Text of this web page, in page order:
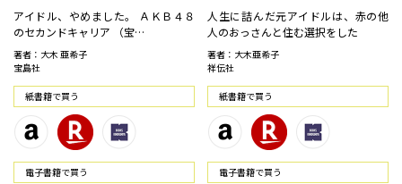
アイドル、やめました。 ＡＫＢ４８
のセカンドキャリア （宝…
著者：大木 亜希子
宝島社
紙書籍で買う
電⼦書籍で買う
人生に詰んだ元アイドルは、赤の他
人のおっさんと住む選択をした
著者：大木亜希子
祥伝社
紙書籍で買う
電⼦書籍で買う